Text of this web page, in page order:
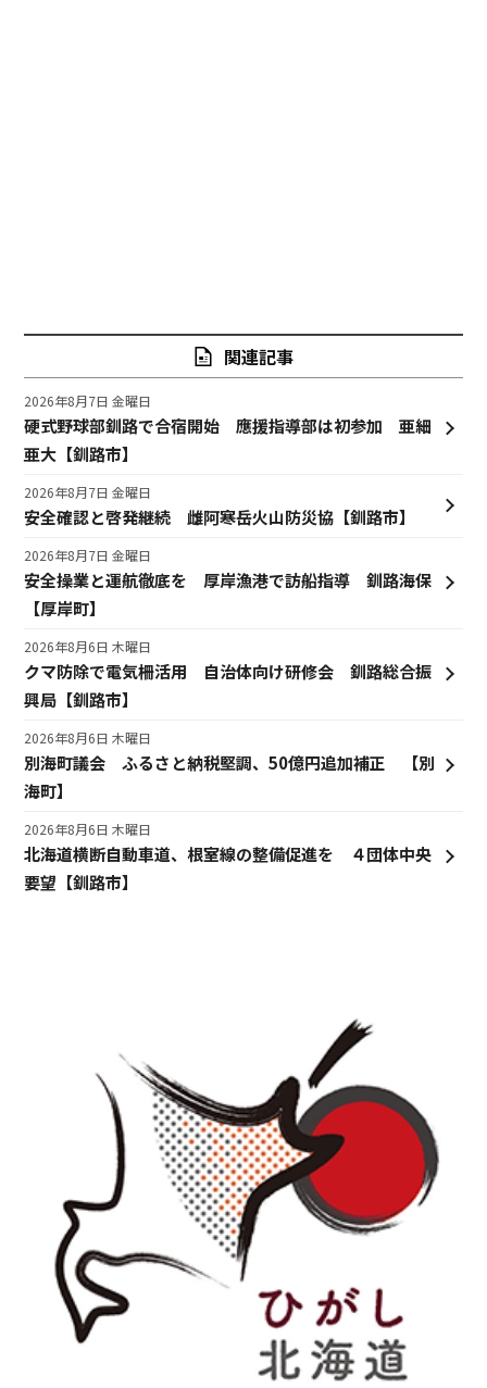
関連記事
硬式野球部釧路で合宿開始 應援指導部は初参加 亜細
亜大【釧路市】
2026年8月7日 金曜日
安全確認と啓発継続 雌阿寒岳火山防災協【釧路市】
2026年8月7日 金曜日
安全操業と運航徹底を 厚岸漁港で訪船指導 釧路海保
【厚岸町】
2026年8月7日 金曜日
クマ防除で電気柵活用 自治体向け研修会 釧路総合振
興局【釧路市】
2026年8月6日 木曜日
別海町議会 ふるさと納税堅調、50億円追加補正 【別
海町】
2026年8月6日 木曜日
北海道横断自動車道、根室線の整備促進を ４団体中央
要望【釧路市】
2026年8月6日 木曜日